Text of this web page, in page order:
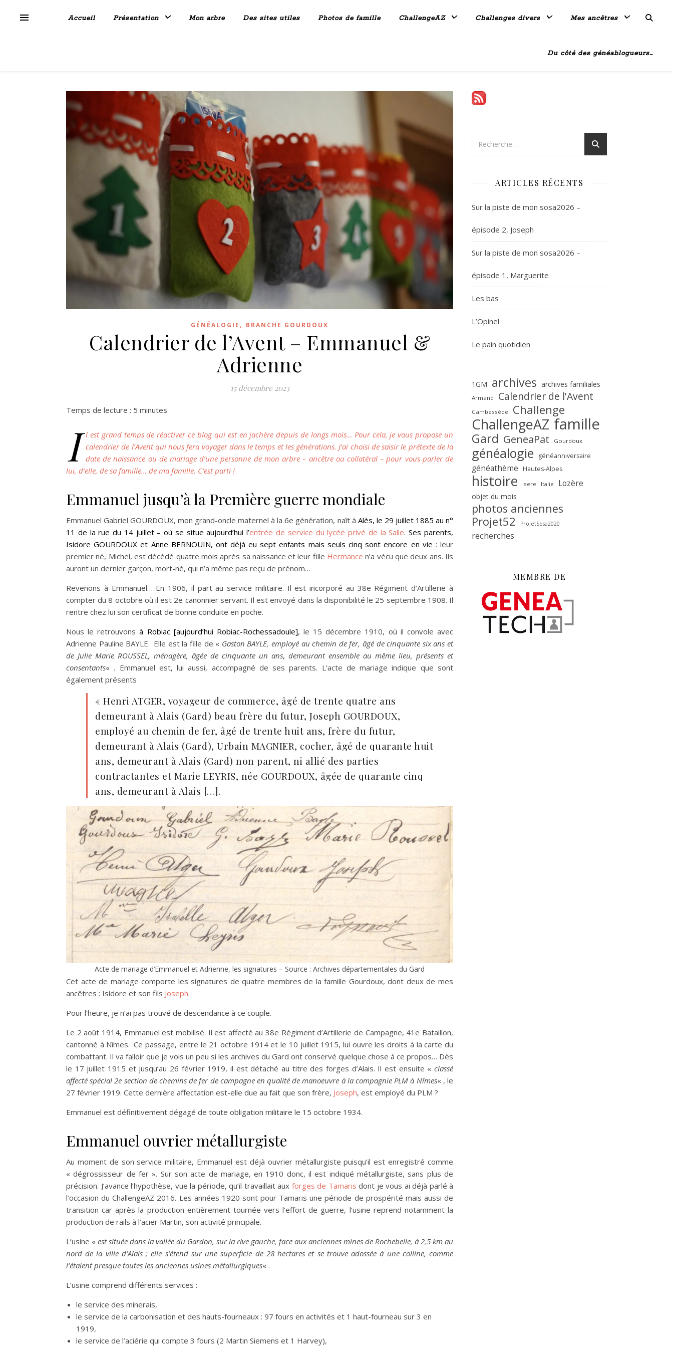
Accueil Présentation Mon arbre Des sites utiles Photos de famille ChallengeAZ Challenges divers Mes ancêtres
Du côté des généablogueurs…
GÉNÉALOGIE , BRANCHE GOURDOUX
Calendrier de l’Avent – Emmanuel &
Adrienne
15 décembre 2023
Temps de lecture : 5 minutes
I l est grand temps de réactiver ce blog qui est en jachère depuis de longs mois… Pour cela, je vous propose un
calendrier de l’Avent qui nous fera voyager dans le temps et les générations. J’ai choisi de saisir le prétexte de la
date de naissance ou de mariage d’une personne de mon arbre – ancêtre ou collatéral – pour vous parler de
lui, d’elle, de sa famille… de ma famille. C’est parti !
Emmanuel jusqu’à la Première guerre mondiale
Emmanuel Gabriel GOURDOUX, mon grand-oncle maternel à la 6e génération, naît à Alès, le 29 juillet 1885 au n°
11 de la rue du 14 juillet – où se situe aujourd’hui l’entrée de service du lycée privé de la Salle. Ses parents,
Isidore GOURDOUX et Anne BERNOUIN, ont déjà eu sept enfants mais seuls cinq sont encore en vie : leur
premier né, Michel, est décédé quatre mois après sa naissance et leur fille Hermance n’a vécu que deux ans. Ils
auront un dernier garçon, mort-né, qui n’a même pas reçu de prénom…
Revenons à Emmanuel… En 1906, il part au service militaire. Il est incorporé au 38e Régiment d’Artillerie à
compter du 8 octobre où il est 2e canonnier servant. Il est envoyé dans la disponibilité le 25 septembre 1908. Il
rentre chez lui son certificat de bonne conduite en poche.
Nous le retrouvonsà Robiac [aujourd’hui Robiac-Rochessadoule], le 15 décembre 1910, où il convole avec
Adrienne Pauline BAYLE. Elle est la fille de « Gaston BAYLE, employé au chemin de fer, âgé de cinquante six ans et
de Julie Marie ROUSSEL, ménagère, âgée de cinquante un ans, demeurant ensemble au même lieu, présents et
consentants« . Emmanuel est, lui aussi, accompagné de ses parents. L’acte de mariage indique que sont
également présents
« Henri ATGER, voyageur de commerce, âgé de trente quatre ans
demeurant à Alais (Gard) beau frère du futur, Joseph GOURDOUX,
employé au chemin de fer, âgé de trente huit ans, frère du futur,
demeurant à Alais (Gard), Urbain MAGNIER, cocher, âgé de quarante huit
ans, demeurant à Alais (Gard) non parent, ni allié des parties
contractantes et Marie LEYRIS, née GOURDOUX, âgée de quarante cinq
ans, demeurant à Alais […].
Acte de mariage d’Emmanuel et Adrienne, les signatures – Source : Archives départementales du Gard
Cet acte de mariage comporte les signatures de quatre membres de la famille Gourdoux, dont deux de mes
ancêtres : Isidore et son fils Joseph.
Pour l’heure, je n’ai pas trouvé de descendance à ce couple.
Le 2 août 1914, Emmanuel est mobilisé. Il est affecté au 38e Régiment d’Artillerie de Campagne, 41e Bataillon,
cantonné à Nîmes. Ce passage, entre le 21 octobre 1914 et le 10 juillet 1915, lui ouvre les droits à la carte du
combattant. Il va falloir que je vois un peu si les archives du Gard ont conservé quelque chose à ce propos… Dès
le 17 juillet 1915 et jusqu’au 26 février 1919, il est détaché au titre des forges d’Alais. Il est ensuite « classé
affecté spécial 2e section de chemins de fer de campagne en qualité de manoeuvre à la compagnie PLM à Nîmes« , le
27 février 1919. Cette dernière affectation est-elle due au fait que son frère, Joseph, est employé du PLM ?
Emmanuel est définitivement dégagé de toute obligation militaire le 15 octobre 1934.
Emmanuel ouvrier métallurgiste
Au moment de son service militaire, Emmanuel est déjà ouvrier métallurgiste puisqu’il est enregistré comme
« dégrossisseur de fer ». Sur son acte de mariage, en 1910 donc, il est indiqué métallurgiste, sans plus de
précision. J’avance l’hypothèse, vue la période, qu’il travaillait aux forges de Tamaris dont je vous ai déjà parlé à
l’occasion du ChallengeAZ 2016. Les années 1920 sont pour Tamaris une période de prospérité mais aussi de
transition car après la production entièrement tournée vers l’effort de guerre, l’usine reprend notamment la
production de rails à l’acier Martin, son activité principale.
L’usine « est située dans la vallée du Gardon, sur la rive gauche, face aux anciennes mines de Rochebelle, à 2,5 km au
nord de la ville d’Alais ; elle s’étend sur une superficie de 28 hectares et se trouve adossée à une colline, comme
l’étaient presque toutes les anciennes usines métallurgiques« .
L’usine comprend différents services :
le service des minerais,
le service de la carbonisation et des hauts-fourneaux : 97 fours en activités et 1 haut-fourneau sur 3 en
1919,
le service de l’aciérie qui compte 3 fours (2 Martin Siemens et 1 Harvey),
ARTICLES RÉCENTS
Sur la piste de mon sosa2026 –
épisode 2, Joseph
Sur la piste de mon sosa2026 –
épisode 1, Marguerite
Les bas
L’Opinel
Le pain quotidien
1GM archives archives familiales
Armand Calendrier de l'Avent
Cambessède Challenge
ChallengeAZ famille
Gard GeneaPat Gourdoux
généalogie généanniversaire
généathème Hautes-Alpes
histoire Isere Italie Lozère
objet du mois
photos anciennes
Projet52 ProjetSosa2020
recherches
MEMBRE DE